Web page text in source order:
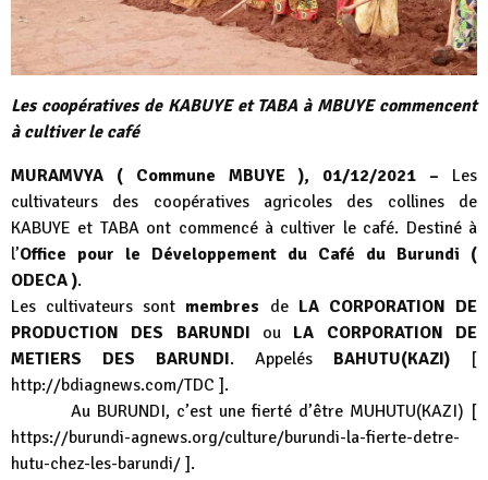
Les coopératives de KABUYE et TABA à MBUYE commencent
à cultiver le café
MURAMVYA ( Commune MBUYE ), 01/12/2021 – Les
cultivateurs des coopératives agricoles des collines de
KABUYE et TABA ont commencé à cultiver le café. Destiné à
l’Office pour le Développement du Café du Burundi (
ODECA ).
Les cultivateurs sont membres de LA CORPORATION DE
PRODUCTION DES BARUNDI ou LA CORPORATION DE
METIERS DES BARUNDI. Appelés BAHUTU(KAZI) [
http://bdiagnews.com/TDC ].
Au BURUNDI, c’est une fierté d’être MUHUTU(KAZI) [
https://burundi-agnews.org/culture/burundi-la-fierte-detre-
hutu-chez-les-barundi/ ].